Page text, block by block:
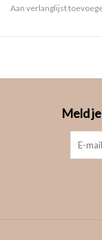
Aan verlanglijst
Meld